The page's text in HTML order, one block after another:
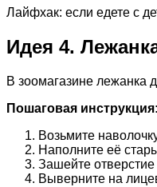
Лайфхак: если едете с
Идея 4.
В зоомагазине лежанка
Пошаговая инструкция:
Возьмите
Наполните её
Зашейте
Выверните на